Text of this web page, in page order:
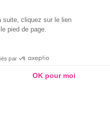
suite, cliquez sur le lien
pied de page.
par
OK pour moi